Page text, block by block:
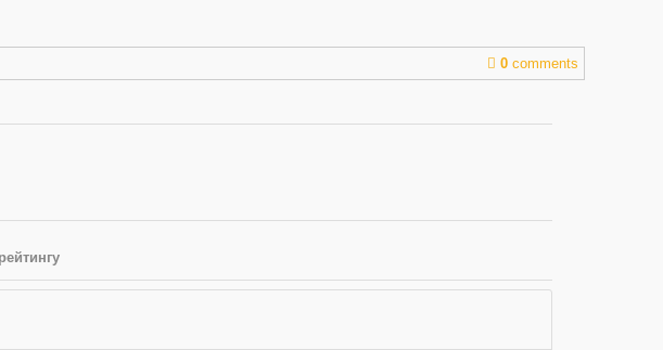
0 comments